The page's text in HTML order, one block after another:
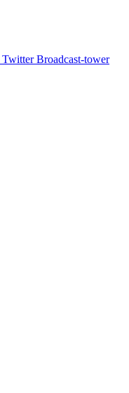
Twitter Broadcast-tower